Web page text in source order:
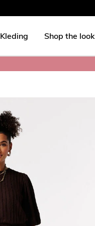
Kleding Shop the look